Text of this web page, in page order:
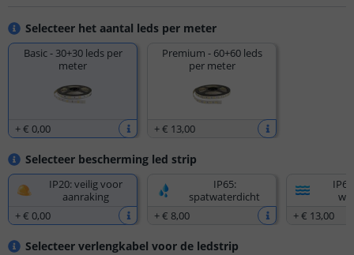
Selecteer het aantal leds per meter
Basic - 30+30 leds per
meter
+€ 0,00
Premium - 60+60 leds
per meter
+€ 13,00
Selecteer bescherming led strip
IP20: veilig voor
aanraking
+€ 0,00
IP65:
spatwaterdicht
+€ 8,00
+€ 13,00
Selecteer verlengkabel voor de ledstrip